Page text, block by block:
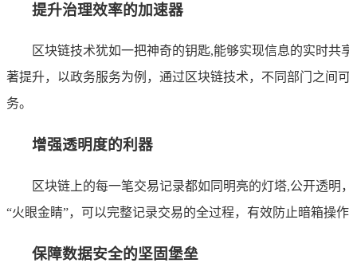
提升治理效率的加速器
区块链技术犹如一把神奇的钥匙,能够实现信息的实时
著提升，以政务服务为例，通过区块链技术，不同部门之间
务。
增强透明度的利器
区块链上的每一笔交易记录都如同明亮的灯塔,公开透
“火眼金睛”，可以完整记录交易的全过程，有效防止暗箱操
保障数据安全的坚固堡垒